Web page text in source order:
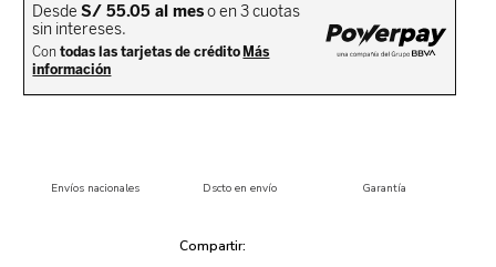
Envíos nacionales Dscto en envío Garantía